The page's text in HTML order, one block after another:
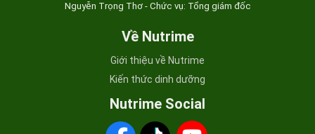
Nguyễn Trọng Thơ - Chức vụ: Tổng giám đốc
Về Nutrime
Giới thiệu về Nutrime
Kiến thức dinh dưỡng
Nutrime Social